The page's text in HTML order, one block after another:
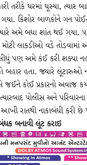
તરીકે ઘરમાં ઘૂસ્યા, ત્યાર
કિશોર બાળકોને ગન
અમે બધા શાંત થઈ ગયા.
મોટી લાકડીઓ વડે
પણ અમે કંઈ કરી શક્યા
બહાર હતા. જ્યારે લૂંટારુઓ
જઈને કોઈ પ્રકારનો અવાજ
પોલીસ અને
રાતથી નાકાબંધી કરી છે
બનાવી લૂંટ કરાઇ